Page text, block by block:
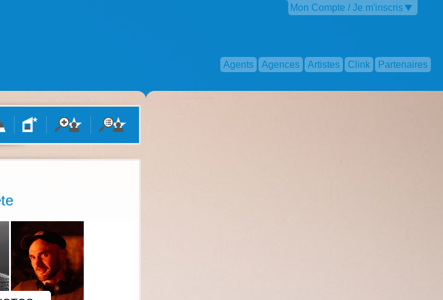
Mon Compte / Je m'inscris
Agents Agences Artistes Clink Partenaires